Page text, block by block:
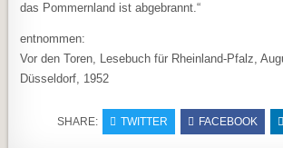
das Pommernland ist abgebrannt.“
entnommen:
Vor den Toren, Lesebuch für Rheinland-Pfalz,
Düsseldorf, 1952
SHARE: TWITTER FACEBOOK